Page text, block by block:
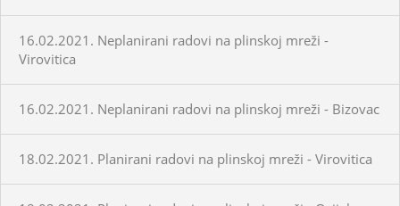
16.02.2021. Neplanirani radovi na plinskoj mreži -
Virovitica
16.02.2021. Neplanirani radovi na plinskoj mreži - Bizovac
18.02.2021. Planirani radovi na plinskoj mreži - Virovitica